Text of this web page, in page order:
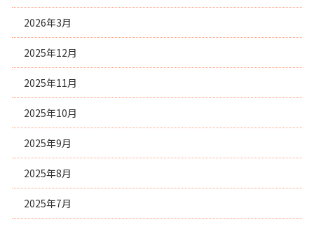
2026年3月
2025年12月
2025年11月
2025年10月
2025年9月
2025年8月
2025年7月